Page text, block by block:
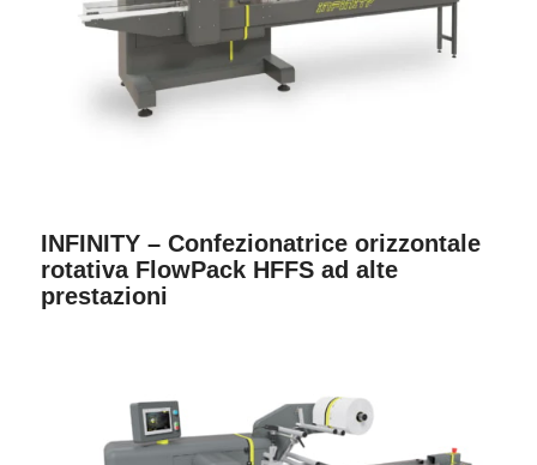
INFINITY – Confezionatrice orizzontale
rotativa FlowPack HFFS ad alte
prestazioni